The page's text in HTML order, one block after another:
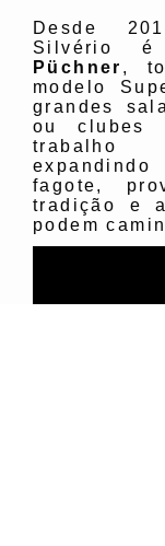
Desde
Silvério
Püchner ,
modelo
grandes
ou clubes
fagote,
tradição e
podem